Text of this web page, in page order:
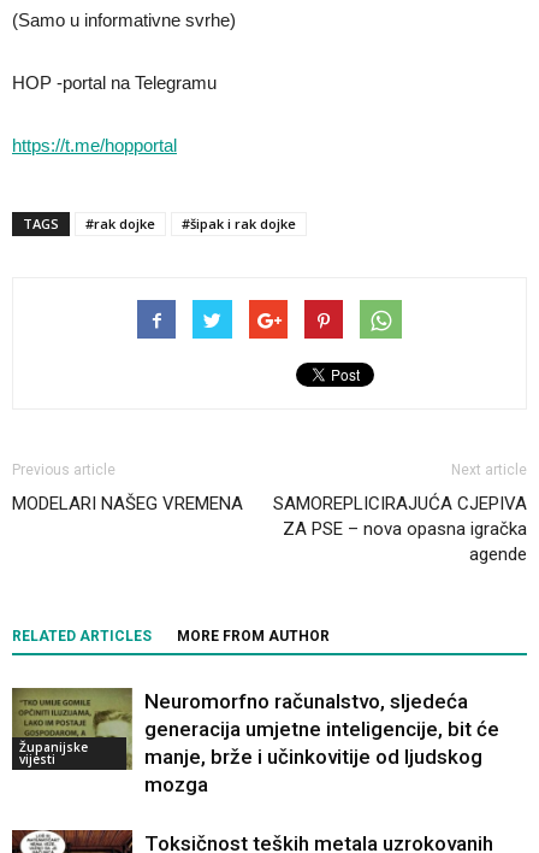
(Samo u informativne svrhe)
HOP -portal na Telegramu
https://t.me/hopportal
TAGS #rak dojke #šipak i rak dojke
Previous article
MODELARI NAŠEG VREMENA
Next article
SAMOREPLICIRAJUĆA CJEPIVA
ZA PSE – nova opasna igračka
agende
RELATED ARTICLES MORE FROM AUTHOR
Županijske
vijesti
Neuromorfno računalstvo, sljedeća
generacija umjetne inteligencije, bit će
manje, brže i učinkovitije od ljudskog
mozga
Toksičnost teških metala uzrokovanih